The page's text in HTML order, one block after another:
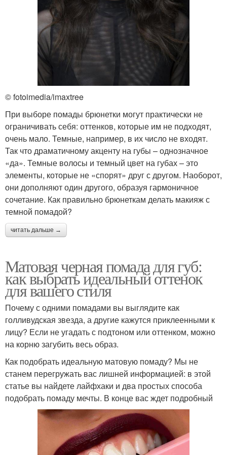
© fotoimedia/imaxtree
При выборе помады брюнетки могут практически не
ограничивать себя: оттенков, которые им не подходят,
очень мало. Темные, например, в их число не входят.
Так что драматичному акценту на губы – однозначное
«да». Темные волосы и темный цвет на губах – это
элементы, которые не «спорят» друг с другом. Наоборот,
они дополняют один другого, образуя гармоничное
сочетание. Как правильно брюнеткам делать макияж с
темной помадой?
читать дальше →
Матовая черная помада для губ:
как выбрать идеальный оттенок
для вашего стиля
Почему с одними помадами вы выглядите как
голливудская звезда, а другие кажутся приклеенными к
лицу? Если не угадать с подтоном или оттенком, можно
на корню загубить весь образ.
Как подобрать идеальную матовую помаду? Мы не
станем перегружать вас лишней информацией: в этой
статье вы найдете лайфхаки и два простых способа
подобрать помаду мечты. В конце вас ждет подробный